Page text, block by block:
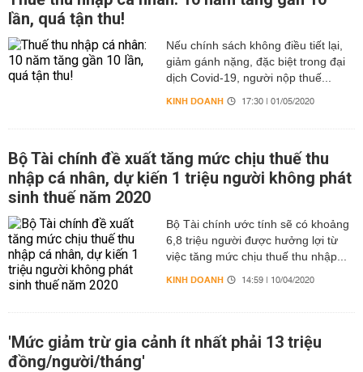
lần, quá tận thu!
Nếu chính sách không điều tiết lại,
giảm gánh nặng, đặc biệt trong đại
dịch Covid-19, người nộp thuế...
KINH DOANH 17:30 | 01/05/2020
Bộ Tài chính đề xuất tăng mức chịu thuế thu
nhập cá nhân, dự kiến 1 triệu người không phát
sinh thuế năm 2020
Bộ Tài chính ước tính sẽ có khoảng
6,8 triệu người được hưởng lợi từ
việc tăng mức chịu thuế thu nhập...
KINH DOANH 14:59 | 10/04/2020
'Mức giảm trừ gia cảnh ít nhất phải 13 triệu
đồng/người/tháng'